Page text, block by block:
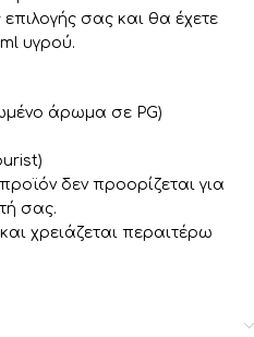
σας και θα έχετε
υγρού.
άρωμα σε PG)
δεν προορίζεται για
σας.
χρειάζεται περαιτέρω